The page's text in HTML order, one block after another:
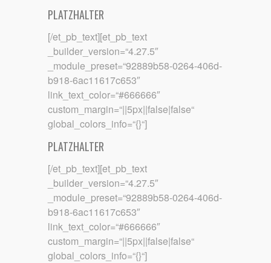
PLATZHALTER
[/et_pb_text][et_pb_text
_builder_version=“4.27.5″
_module_preset=“92889b58-0264-406d-
b918-6ac11617c653″
link_text_color=“#666666″
custom_margin=“||5px||false|false“
global_colors_info=“{}“]
PLATZHALTER
[/et_pb_text][et_pb_text
_builder_version=“4.27.5″
_module_preset=“92889b58-0264-406d-
b918-6ac11617c653″
link_text_color=“#666666″
custom_margin=“||5px||false|false“
global_colors_info=“{}“]